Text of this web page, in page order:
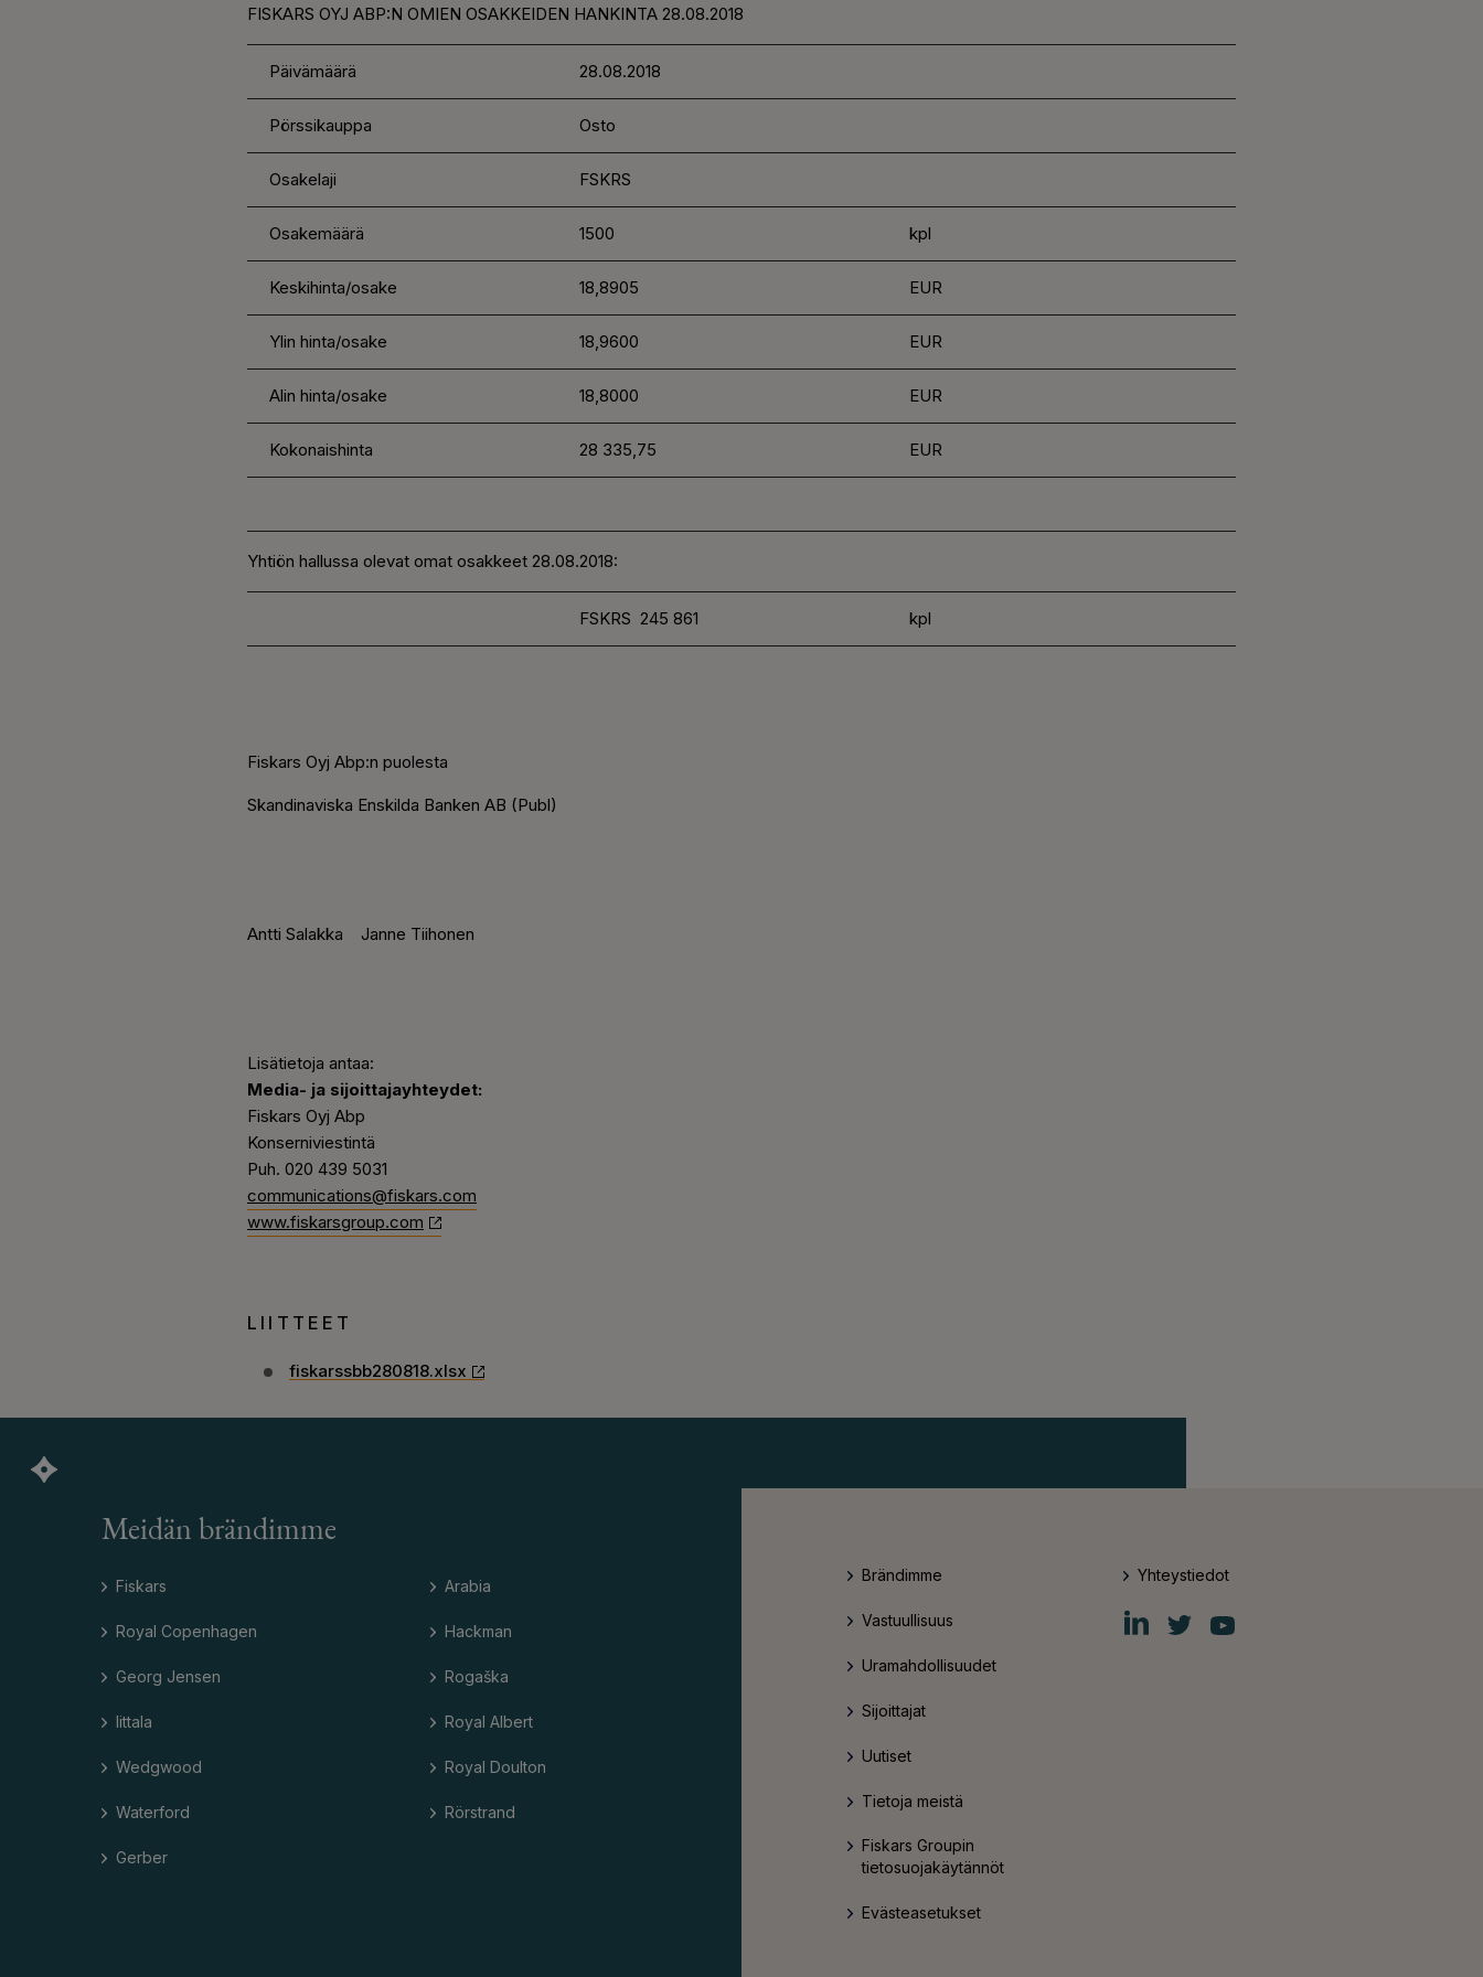
FISKARS OYJ ABP:N OMIEN OSAKKEIDEN HANKINTA 28.08.2018
Päivämäärä 28.08.2018
Pörssikauppa Osto
Osakelaji FSKRS
Osakemäärä 1500 kpl
Keskihinta/osake 18,8905 EUR
Ylin hinta/osake 18,9600 EUR
Alin hinta/osake 18,8000 EUR
Kokonaishinta 28 335,75 EUR
Yhtiön hallussa olevat omat osakkeet 28.08.2018:
FSKRS 245 861 kpl
Fiskars Oyj Abp:n puolesta
Skandinaviska Enskilda Banken AB (Publ)
Antti Salakka Janne Tiihonen
Lisätietoja antaa:
Media- ja sijoittajayhteydet:
Fiskars Oyj Abp
Konserniviestintä
Puh. 020 439 5031
communications@fiskars.com
www.fiskarsgroup.com
LIITTEET
fiskarssbb280818.xlsx
Meidän brändimme
Fiskars
Royal Copenhagen
Georg Jensen
Iittala
Wedgwood
Waterford
Gerber
Arabia
Hackman
Rogaška
Royal Albert
Royal Doulton
Rörstrand
Brändimme
Vastuullisuus
Uramahdollisuudet
Sijoittajat
Uutiset
Tietoja meistä
Fiskars Groupin
tietosuojakäytännöt
Evästeasetukset
Yhteystiedot
Fiskars
Group
Fiskars
Group
Fiskars
Group